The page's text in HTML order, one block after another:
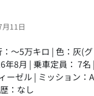
11日
～5万キロ | 色：灰(グ
年8月 | 乗車定員： 7名
ーゼル | ミッション：
：なし